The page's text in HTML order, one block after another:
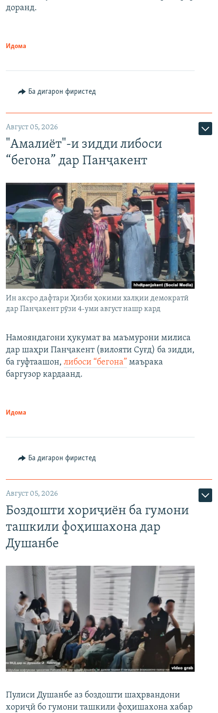
доранд.
Идома
Ба дигарон фиристед
Август 05, 2026
"Амалиёт"-и зидди либоси
“бегона” дар Панҷакент
Ин аксро дафтари Ҳизби ҳокими халқии демократӣ
дар Панҷакент рӯзи 4-уми август нашр кард
Намояндагони ҳукумат ва маъмурони милиса
дар шаҳри Панҷакент (вилояти Суғд) ба зидди,
ба гуфтаашон, либоси “бегона” маърака
баргузор кардаанд.
Идома
Ба дигарон фиристед
Август 05, 2026
Боздошти хориҷиён ба гумони
ташкили фоҳишахона дар
Душанбе
Пулиси Душанбе аз боздошти шаҳрвандони
хориҷӣ бо гумони ташкили фоҳишахона хабар